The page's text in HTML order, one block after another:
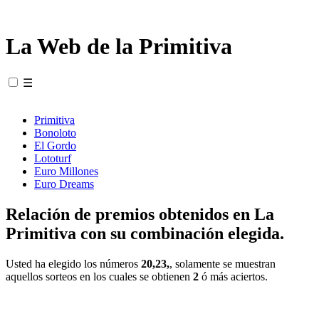
La Web de la Primitiva
☰
Primitiva
Bonoloto
El Gordo
Lototurf
Euro Millones
Euro Dreams
Relación de premios obtenidos en La
Primitiva con su combinación elegida.
Usted ha elegido los números 20,23,, solamente se muestran
aquellos sorteos en los cuales se obtienen 2 ó más aciertos.